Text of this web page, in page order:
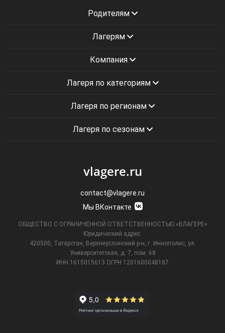
Родителям
Лагерям
Компания
Лагеря по категориям
Лагеря по регионам
Лагеря по сезонам
vlagere.ru
contact@vlagere.ru
Мы ВКонтакте
ОБЩЕСТВО С ОГРАНИЧЕННОЙ ОТВЕТСТВЕННОСТЬЮ «ВЛАГЕРЕ»
Юридический адрес:
420500, Татарстан, Верхнеуслонский р-н, г. Иннополис, ул.
Университетская,
д. 7, пом. 68
ИНН 1615015613 ОГРН 1201600048187